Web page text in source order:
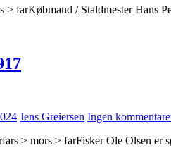
farKøbmand / Staldmester Hans
Jens Greiersen Ingen
> mors > farFisker Ole Olsen er